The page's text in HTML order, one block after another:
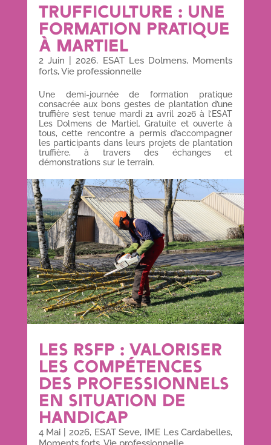
TRUFFICULTURE : UNE
FORMATION PRATIQUE
À MARTIEL
2 Juin |2026, ESAT Les Dolmens, Moments
forts,Vie professionnelle
Une demi-journée de formation pratique
consacrée aux bons gestes de plantation d’une
truffière s’est tenue mardi 21 avril 2026 à l’ESAT
Les Dolmens de Martiel. Gratuite et ouverte à
tous, cette rencontre a permis d’accompagner
les participants dans leurs projets de plantation
truffière, à travers des échanges et
démonstrations sur le terrain.
LES RSFP : VALORISER
LES COMPÉTENCES
DES PROFESSIONNELS
EN SITUATION DE
HANDICAP
4 Mai 2026, ESAT Seve, IME Les Cardabelles,